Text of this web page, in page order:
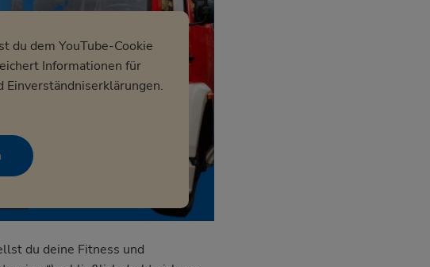
du dem YouTube-Cookie
Informationen für
Einverständniserklärungen.
du deine Fitness und